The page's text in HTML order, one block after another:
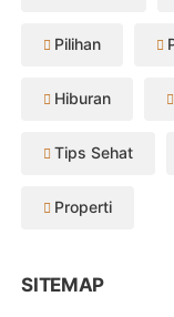
Pilihan
Hiburan
Tips Sehat
Properti
SITEMAP